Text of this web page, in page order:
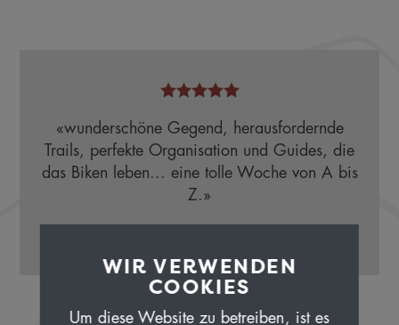
«wunderschöne Gegend, herausfordernde
Trails, perfekte Organisation und Guides, die
das Biken leben... eine tolle Woche von A bis
Z.»
WIR VERWENDEN
COOKIES
Um diese Website zu betreiben, ist es